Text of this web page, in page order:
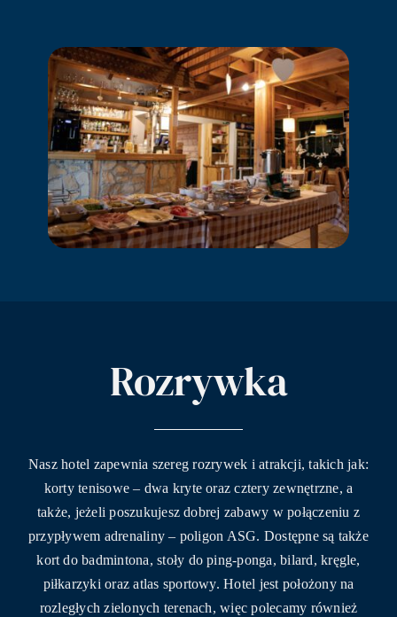
Rozrywka
Nasz hotel zapewnia szereg rozrywek i atrakcji, takich jak:
korty tenisowe – dwa kryte oraz cztery zewnętrzne, a
także, jeżeli poszukujesz dobrej zabawy w połączeniu z
przypływem adrenaliny – poligon ASG. Dostępne są także
kort do badmintona, stoły do ping-ponga, bilard, kręgle,
piłkarzyki oraz atlas sportowy. Hotel jest położony na
rozległych zielonych terenach, więc polecamy również